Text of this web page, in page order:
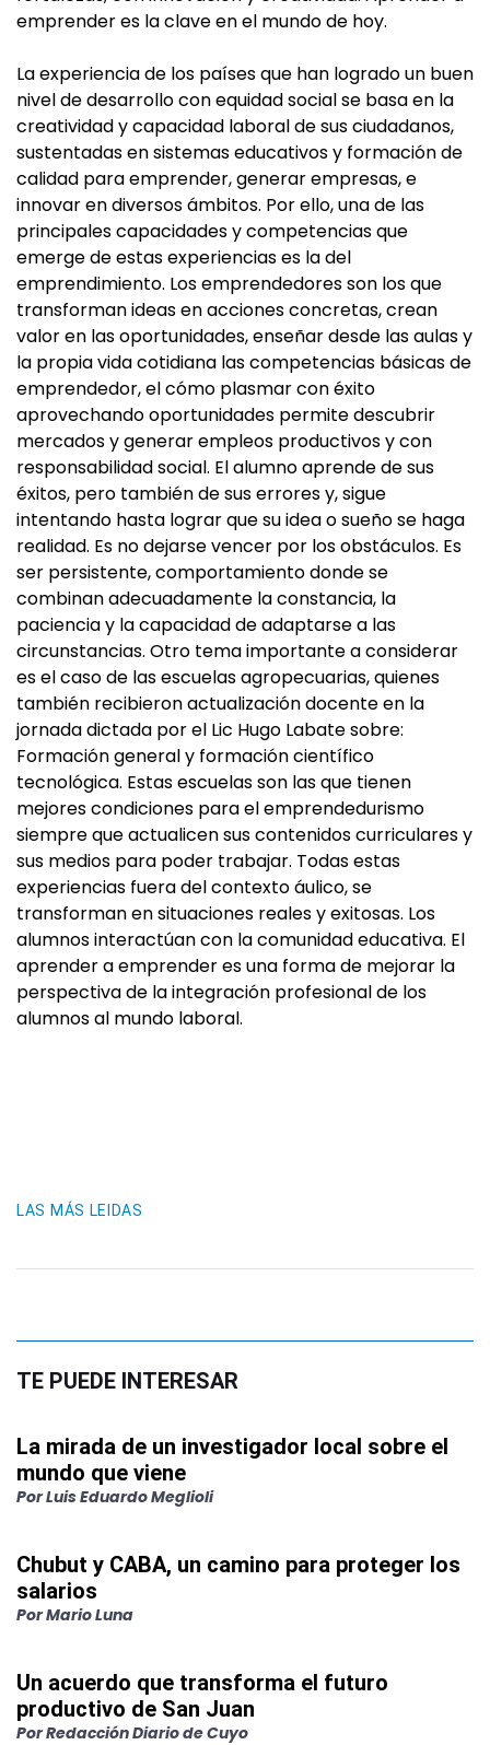
emprender es la clave en el mundo de hoy.
La experiencia de los países que han logrado un buen
nivel de desarrollo con equidad social se basa en la
creatividad y capacidad laboral de sus ciudadanos,
sustentadas en sistemas educativos y formación de
calidad para emprender, generar empresas, e
innovar en diversos ámbitos. Por ello, una de las
principales capacidades y competencias que
emerge de estas experiencias es la del
emprendimiento. Los emprendedores son los que
transforman ideas en acciones concretas, crean
valor en las oportunidades, enseñar desde las aulas y
la propia vida cotidiana las competencias básicas de
emprendedor, el cómo plasmar con éxito
aprovechando oportunidades permite descubrir
mercados y generar empleos productivos y con
responsabilidad social. El alumno aprende de sus
éxitos, pero también de sus errores y, sigue
intentando hasta lograr que su idea o sueño se haga
realidad. Es no dejarse vencer por los obstáculos. Es
ser persistente, comportamiento donde se
combinan adecuadamente la constancia, la
paciencia y la capacidad de adaptarse a las
circunstancias. Otro tema importante a considerar
es el caso de las escuelas agropecuarias, quienes
también recibieron actualización docente en la
jornada dictada por el Lic Hugo Labate sobre:
Formación general y formación científico
tecnológica. Estas escuelas son las que tienen
mejores condiciones para el emprendedurismo
siempre que actualicen sus contenidos curriculares y
sus medios para poder trabajar. Todas estas
experiencias fuera del contexto áulico, se
transforman en situaciones reales y exitosas. Los
alumnos interactúan con la comunidad educativa. El
aprender a emprender es una forma de mejorar la
perspectiva de la integración profesional de los
alumnos al mundo laboral.
LAS MÁS LEIDAS
TE PUEDE INTERESAR
La mirada de un investigador local sobre el
mundo que viene
PorLuis Eduardo Meglioli
Chubut y CABA, un camino para proteger los
salarios
PorMario Luna
Un acuerdo que transforma el futuro
productivo de San Juan
PorRedacción Diario de Cuyo